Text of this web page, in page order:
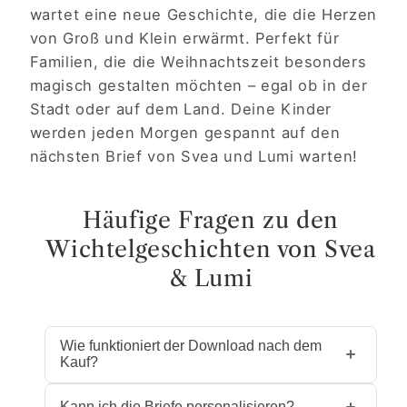
wartet eine neue Geschichte, die die Herzen
von Groß und Klein erwärmt. Perfekt für
Familien, die die Weihnachtszeit besonders
magisch gestalten möchten – egal ob in der
Stadt oder auf dem Land. Deine Kinder
werden jeden Morgen gespannt auf den
nächsten Brief von Svea und Lumi warten!
Häufige Fragen zu den
Wichtelgeschichten von Svea
& Lumi
Wie funktioniert der Download nach dem
Kauf?
Nach dem Kauf erhältst du sofort Zugang